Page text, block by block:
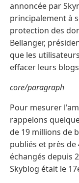
annoncée par
principalement à
protection des
Bellanger,
que les
effacer leurs
core/paragraph
Pour mesurer
rappelons
de 19 millions de
publiés et près
échangés depuis
Skyblog était le